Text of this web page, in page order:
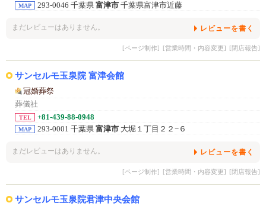
MAP 293-0046 千葉県 富津市 千葉県富津市近藤
まだレビューはありません。 レビューを書く
[ページ制作] [営業時間・内容変更] [閉店報告]
サンセルモ玉泉院 富津会館
冠婚葬祭
葬儀社
TEL +81-439-88-0948
MAP 293-0001 千葉県 富津市 大堀１丁目２２−６
まだレビューはありません。 レビューを書く
[ページ制作] [営業時間・内容変更] [閉店報告]
サンセルモ玉泉院君津中央会館